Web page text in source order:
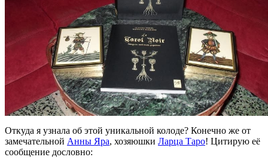
Откуда я узнала об этой уникальной колоде? Конечно же от
замечательной Анны Яра, хозяюшки Ларца Таро! Цитирую её
сообщение дословно: